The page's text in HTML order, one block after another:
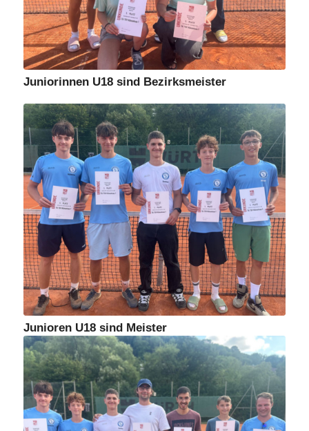
Juniorinnen U18 sind Bezirksmeister
Junioren U18 sind Meister